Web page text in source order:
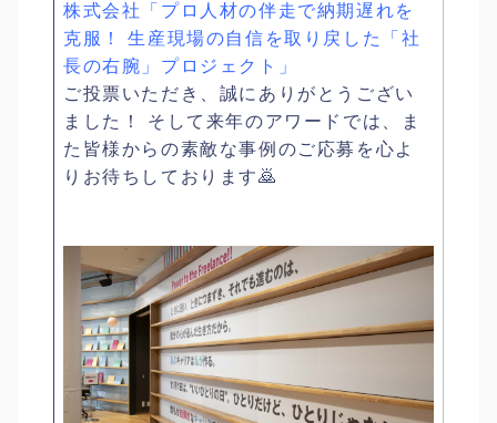
株式会社「プロ人材の伴走で納期遅れを
克服！ 生産現場の自信を取り戻した「社
長の右腕」プロジェクト」
ご投票いただき、誠にありがとうござい
ました！ そして来年のアワードでは、ま
た皆様からの素敵な事例のご応募を心よ
りお待ちしております🙇